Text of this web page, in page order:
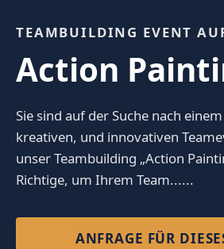
TEAMBUILDING EVENT
Action
Sie sind auf der Suche nach
kreativen, und innovativen
unser Teambuilding „Action
Richtige, um Ihrem Team......
ANFRAGE FÜR